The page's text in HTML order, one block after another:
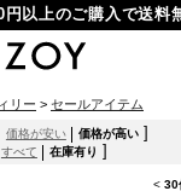
円以上のご購入で送料
リー > セールアイテム
価格が安い 価格が高い ]
すべて 在庫有り ]
< 30